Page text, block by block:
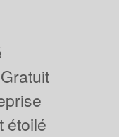
étoilé